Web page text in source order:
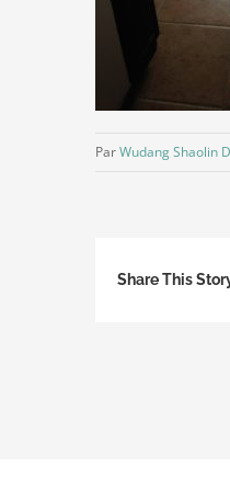
ParWudang Shaolin
Share This